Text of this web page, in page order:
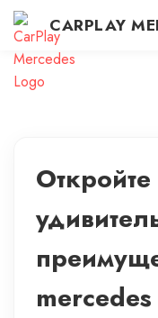
CARPLAY